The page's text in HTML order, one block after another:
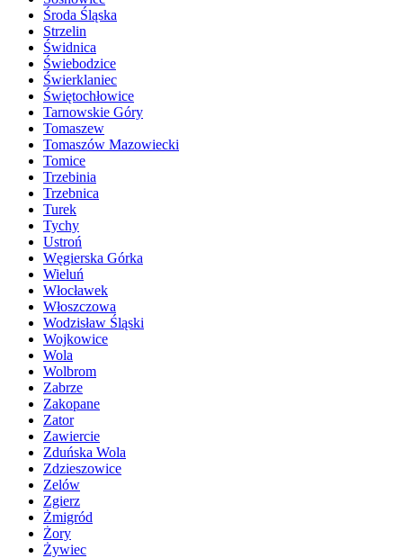
Środa Śląska
Strzelin
Świdnica
Świebodzice
Świerklaniec
Świętochłowice
Tarnowskie Góry
Tomaszew
Tomaszów Mazowiecki
Tomice
Trzebinia
Trzebnica
Turek
Tychy
Ustroń
Węgierska Górka
Wieluń
Włocławek
Włoszczowa
Wodzisław Śląski
Wojkowice
Wola
Wolbrom
Zabrze
Zakopane
Zator
Zawiercie
Zduńska Wola
Zdzieszowice
Zelów
Zgierz
Żmigród
Żory
Żywiec